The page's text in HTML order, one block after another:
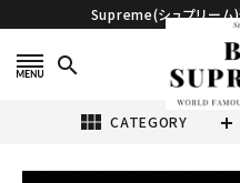
Supreme(シュプリー
search
view_module CATEGORY